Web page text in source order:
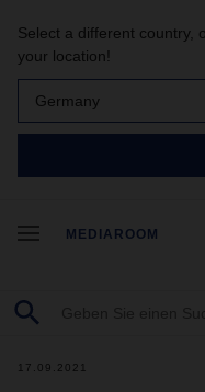
Select a different country,
your location!
Germany
MEDIAROOM
17.09.2021